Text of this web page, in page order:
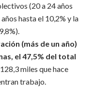
(20 a 24 años
hasta el 10,2% y la
(más de un año)
el 47,5% del total
miles que hace
trabajo.